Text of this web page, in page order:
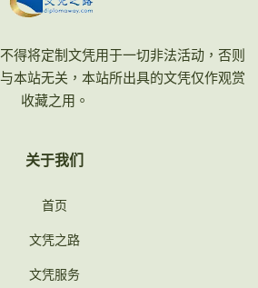
得将定制文凭用于一切非法活动，否则
本站无关，本站所出具的文凭仅作观赏
收藏之用。
关于我们
首页
文凭之路
文凭服务